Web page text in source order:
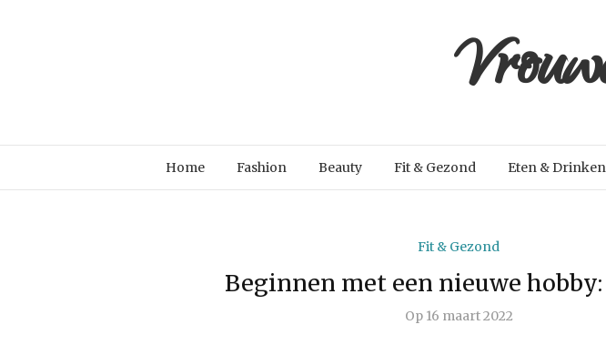
Home Fashion Beauty Fit & Gezond Eten & Drinken
Fit & Gezond
Beginnen met een nieuwe
Op16 maart 2022